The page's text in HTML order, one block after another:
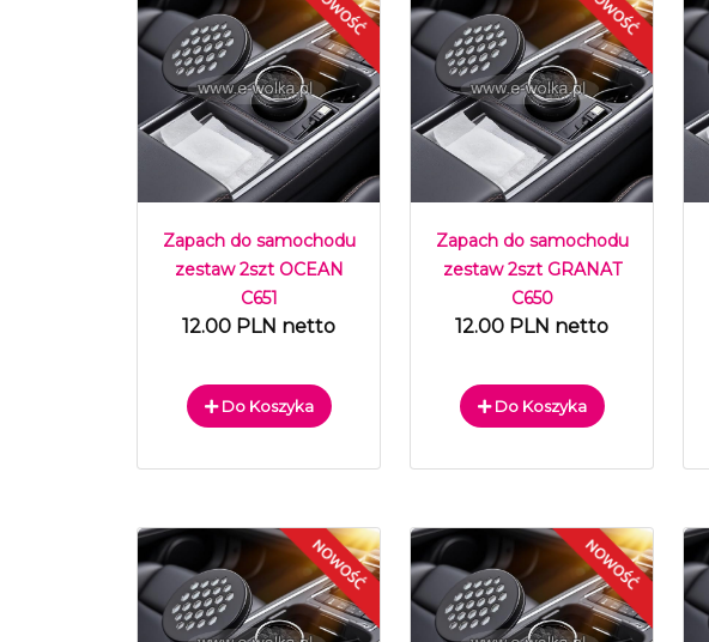
Zapach do samochodu
zestaw 2szt OCEAN
C651
12.00 PLN netto
Do Koszyka
Zapach do samochodu
zestaw 2szt GRANAT
C650
12.00 PLN netto
Do Koszyka